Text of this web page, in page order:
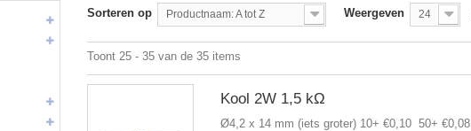
Sorteren op Productnaam: A tot Z Weergeven 24
Toont 25 - 35 van de 35 items
Kool 2W 1,5 kΩ
Ø4,2 x 14 mm (iets groter) 10+ €0,10 50+ €0,08